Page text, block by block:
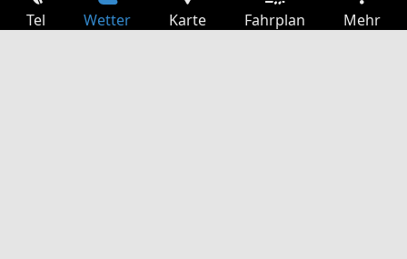
Tel Wetter Karte Fahrplan Mehr